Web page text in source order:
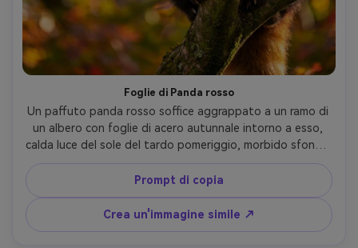
Foglie di Panda rosso
Un paffuto panda rosso soffice aggrappato a un ramo di
un albero con foglie di acero autunnale intorno a esso,
calda luce del sole del tardo pomeriggio, morbido sfondo
bokeh, scattato su Sony A9 II con 200mm f/2.8, cornice
ravvicinata, filamenti di pelliccia dettagliati e baffi,
fotorealistica, accogliente tavolozza autunnale- -ar 4:5
Prompt di copia
Crea un'immagine simile ↗